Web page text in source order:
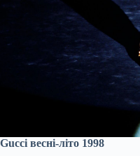
Gucci весні-літо 1998